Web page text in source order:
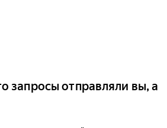
запросы отправляли вы, а